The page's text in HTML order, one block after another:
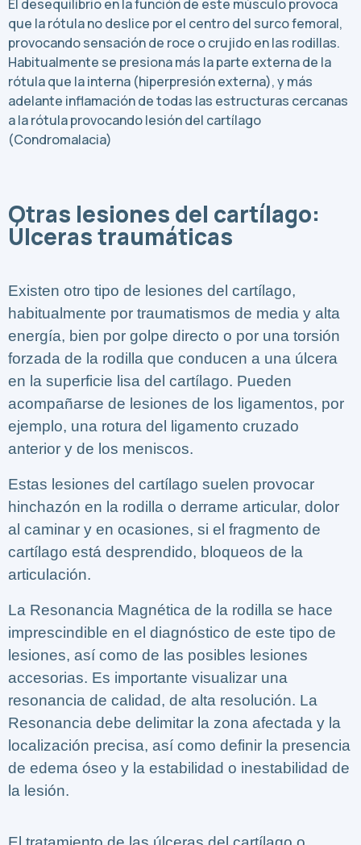
El desequilibrio en la función de este músculo provoca
que la rótula no deslice por el centro del surco femoral,
provocando sensación de roce o crujido en las rodillas.
Habitualmente se presiona más la parte externa de la
rótula que la interna (hiperpresión externa), y más
adelante inflamación de todas las estructuras cercanas
a la rótula provocando lesión del cartílago
(Condromalacia)
Otras lesiones del cartílago:
Úlceras traumáticas
Existen otro tipo de lesiones del cartílago,
habitualmente por traumatismos de media y alta
energía, bien por golpe directo o por una torsión
forzada de la rodilla que conducen a una úlcera
en la superficie lisa del cartílago. Pueden
acompañarse de lesiones de los ligamentos, por
ejemplo, una rotura del ligamento cruzado
anterior y de los meniscos.
Estas lesiones del cartílago suelen provocar
hinchazón en la rodilla o derrame articular, dolor
al caminar y en ocasiones, si el fragmento de
cartílago está desprendido, bloqueos de la
articulación.
La Resonancia Magnética de la rodilla se hace
imprescindible en el diagnóstico de este tipo de
lesiones, así como de las posibles lesiones
accesorias. Es importante visualizar una
resonancia de calidad, de alta resolución. La
Resonancia debe delimitar la zona afectada y la
localización precisa, así como definir la presencia
de edema óseo y la estabilidad o inestabilidad de
la lesión.